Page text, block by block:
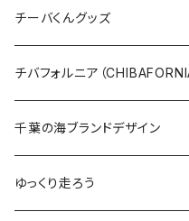
クリアファイル
Tシャツ
キャップ
トートバッグ
ステッカー
缶バッジ
キーホルダー
クリアファイル
バッグ
ステッカー
缶バッジ
キーホルダー
ステッカー
ステッカー大
缶バッジ
缶バッジ32mm
缶バッジ54mm
エコバッグ
JAGUARさんコラボグッズ
Tシャツ
サコッシュ
Tシャツ
ステッカー
缶バッジ
クリアファイル
チーバくんグッズ
Tシャツ
キャップ
エコバッグ
チバフォルニア（
Tシャツ
キャップ
千葉の海ブランドデザイン
Tシャツ
ゆっくり走ろう